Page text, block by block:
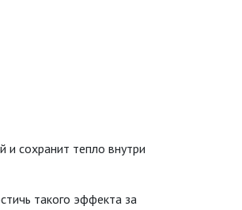
и сохранит тепло внутри
такого эффекта за